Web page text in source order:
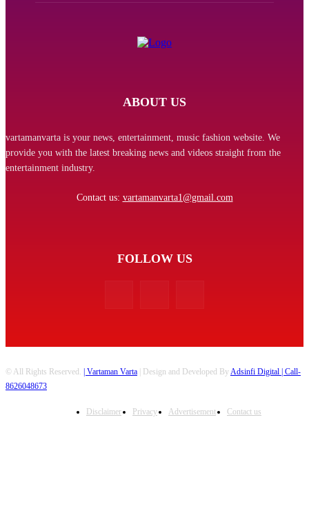
ABOUT US
vartamanvarta is your news, entertainment, music fashion website. We
provide you with the latest breaking news and videos straight from the
entertainment industry.
Contact us: vartamanvarta1@gmail.com
FOLLOW US
© All Rights Reserved. | Vartaman Varta | Design and Developed ByAdsinfi Digital | Call-
8626048673
Disclaimer Privacy Advertisement Contact us